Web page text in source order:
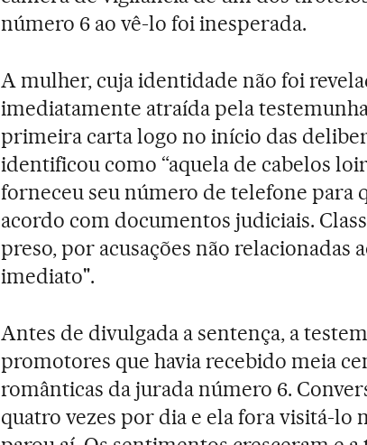
número 6 ao vê-lo foi inesperada.
A mulher, cuja identidade não foi
imediatamente atraída pela
primeira carta logo no início das
identificou como “aquela de cabelos
forneceu seu número de telefone para
acordo com documentos judiciais.
preso, por acusações não relacionadas
imediato".
Antes de divulgada a sentença, a
promotores que havia recebido meia
românticas da jurada número 6.
quatro vezes por dia e ela fora visitá-lo